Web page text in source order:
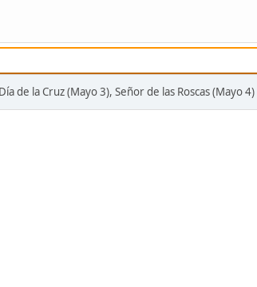
de la Cruz (Mayo 3), Señor de las Roscas (Mayo 4)